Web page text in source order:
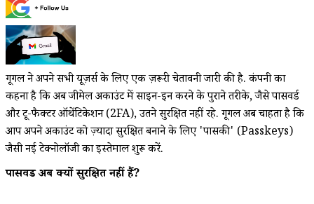
गूगल ने अपने सभी यूज़र्स के लिए एक ज़रूरी चेतावनी जारी की है. कंपनी का
कहना है कि अब जीमेल अकाउंट में साइन-इन करने के पुराने तरीके, जैसे पासवर्ड
और टू-फैक्टर ऑथेंटिकेशन (2FA), उतने सुरक्षित नहीं रहे. गूगल अब चाहता है कि
आप अपने अकाउंट को ज़्यादा सुरक्षित बनाने के लिए 'पासकी' (Passkeys)
जैसी नई टेक्नोलॉजी का इस्तेमाल शुरू करें.
पासवर्ड अब क्यों सुरक्षित नहीं हैं?